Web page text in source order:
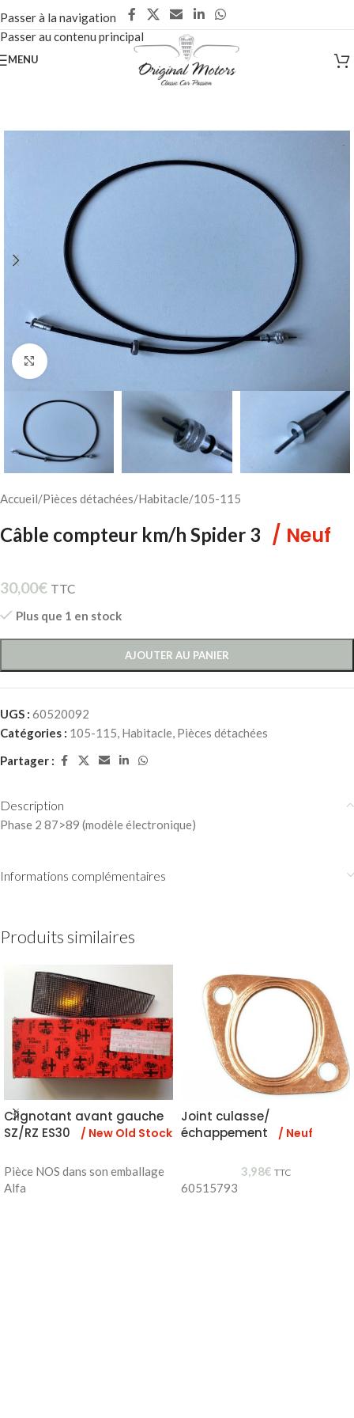
Passer à la navigation
Passer au contenu principal
MENU
Cliquez pour agrandir
Accueil/Pièces détachées/Habitacle/105-115
Câble compteur km/h Spider 3 / Neuf
30,00€ TTC
Plus que 1 en stock
AJOUTER AU PANIER
UGS : 60520092
Catégories : 105-115, Habitacle, Pièces détachées
Partager :
Description
Phase 2 87>89 (modèle électronique)
Informations complémentaires
Produits similaires
Clignotant avant gauche
SZ/RZ ES30
/ New Old Stock
Pièce NOS dans son emballage
Alfa
Joint culasse/
échappement
/ Neuf
3,98€ TTC
60515793